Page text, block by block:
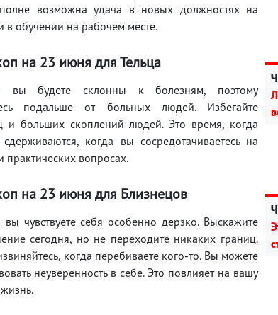
возможна удача в новых должностях на
в обучении на рабочем месте.
на 23 июня для Тельца
вы будете склонны к болезням, поэтому
подальше от больных людей. Избегайте
и больших скоплений людей. Это время, когда
когда вы сосредотачиваетесь на
практических вопросах.
на 23 июня для Близнецов
вы чувствуете себя особенно дерзко. Выскажите
сегодня, но не переходите никаких границ.
когда перебиваете кого-то. Вы можете
неуверенность в себе. Это повлияет на вашу